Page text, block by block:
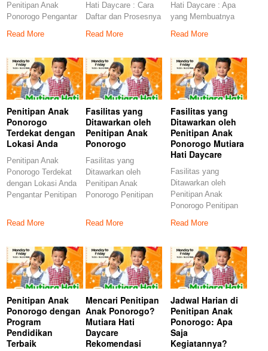
Penitipan Anak
Ponorogo Pengantar
modern yang
Read More
Hati Daycare : Cara
Daftar dan Prosesnya
Penitipan anak
Read More
Hati Daycare : Apa
yang Membuatnya
anak adalah
Read More
Penitipan Anak
Ponorogo
Terdekat dengan
Lokasi Anda
Penitipan Anak
Ponorogo Terdekat
dengan Lokasi Anda
Pengantar Penitipan
Penitipan anak
Read More
Fasilitas yang
Ditawarkan oleh
Penitipan Anak
Ponorogo
Fasilitas yang
Ditawarkan oleh
Penitipan Anak
Ponorogo Penitipan
menjadi pilihan bagi
Read More
Fasilitas yang
Ditawarkan oleh
Penitipan Anak
Ponorogo Mutiara
Hati Daycare
Fasilitas yang
Ditawarkan oleh
Penitipan Anak
Ponorogo Penitipan
semakin berkembang
Read More
Penitipan Anak
Ponorogo dengan
Program
Pendidikan
Terbaik
Mencari Penitipan
Anak Ponorogo?
Mutiara Hati
Daycare
Rekomendasi
Jadwal Harian di
Penitipan Anak
Ponorogo: Apa
Saja
Kegiatannya?